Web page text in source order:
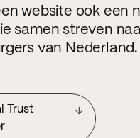
website ook een
samen streven
van Nederland.
Trust